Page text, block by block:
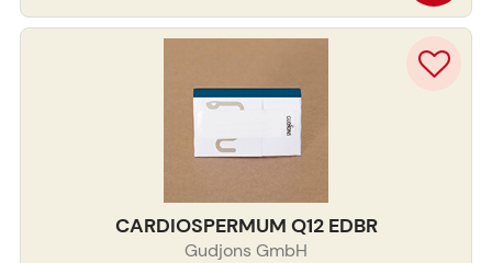
CARDIOSPERMUM Q12 EDBR
Gudjons GmbH